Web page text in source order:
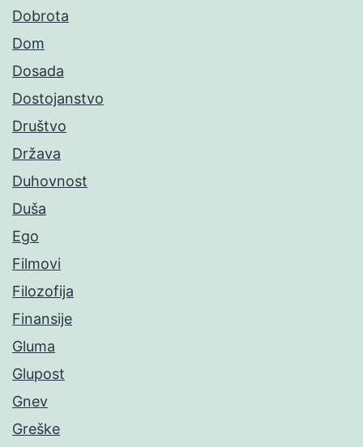
Dobrota
Dom
Dosada
Dostojanstvo
Društvo
Država
Duhovnost
Duša
Ego
Filmovi
Filozofija
Finansije
Gluma
Glupost
Gnev
Greške